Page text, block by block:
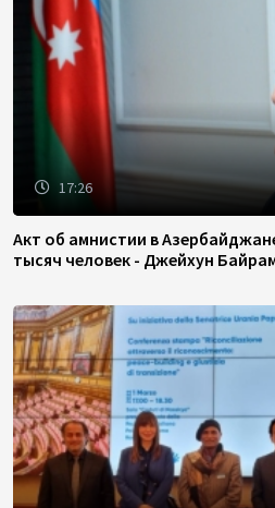
17:26
Акт об амнистии в
тысяч человек - Джейхун